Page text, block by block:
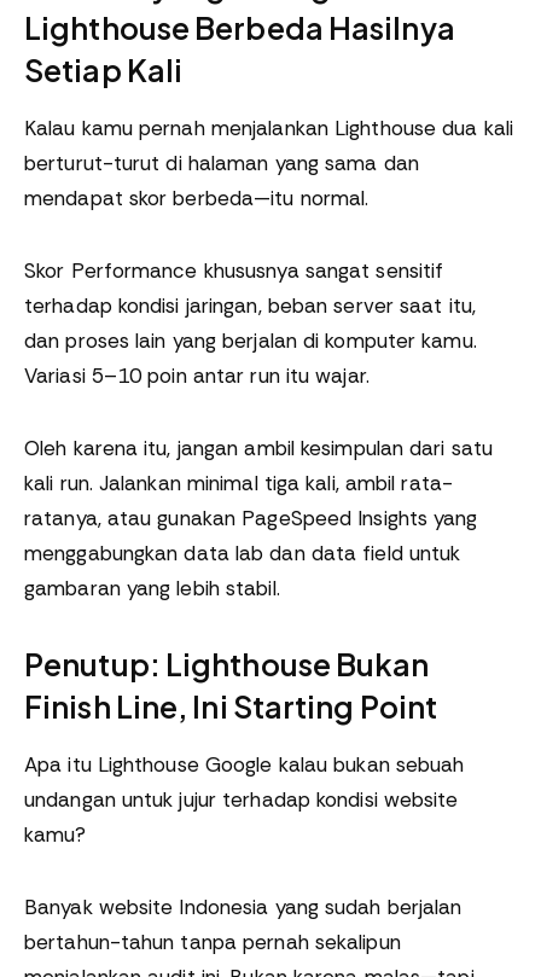
Lighthouse Berbeda Hasilnya
Setiap Kali
Kalau kamu pernah menjalankan Lighthouse dua kali
berturut-turut di halaman yang sama dan
mendapat skor berbeda—itu normal.
Skor Performance khususnya sangat sensitif
terhadap kondisi jaringan, beban server saat itu,
dan proses lain yang berjalan di komputer kamu.
Variasi 5–10 poin antar run itu wajar.
Oleh karena itu, jangan ambil kesimpulan dari satu
kali run. Jalankan minimal tiga kali, ambil rata-
ratanya, atau gunakan PageSpeed Insights yang
menggabungkan data lab dan data field untuk
gambaran yang lebih stabil.
Penutup: Lighthouse Bukan
Finish Line, Ini Starting Point
Apa itu Lighthouse Google kalau bukan sebuah
undangan untuk jujur terhadap kondisi website
kamu?
Banyak website Indonesia yang sudah berjalan
bertahun-tahun tanpa pernah sekalipun